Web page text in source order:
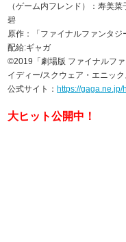
（ゲーム内フレンド）：寿美
碧
原作：「ファイナルファンタ
配給:ギャガ
©2019「劇場版 ファイナルフ
イディー/スクウェア・エニック
公式サイト：https://
大ヒット公開中！